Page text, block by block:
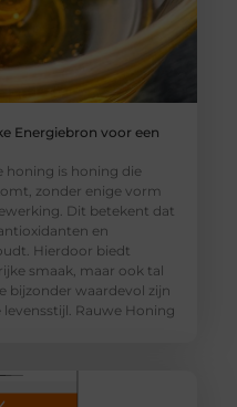
Energiebron voor een
honing is honing die
zonder enige vorm
Dit betekent dat
en
Hierdoor biedt
smaak, maar ook tal
bijzonder waardevol zijn
Rauwe Honing